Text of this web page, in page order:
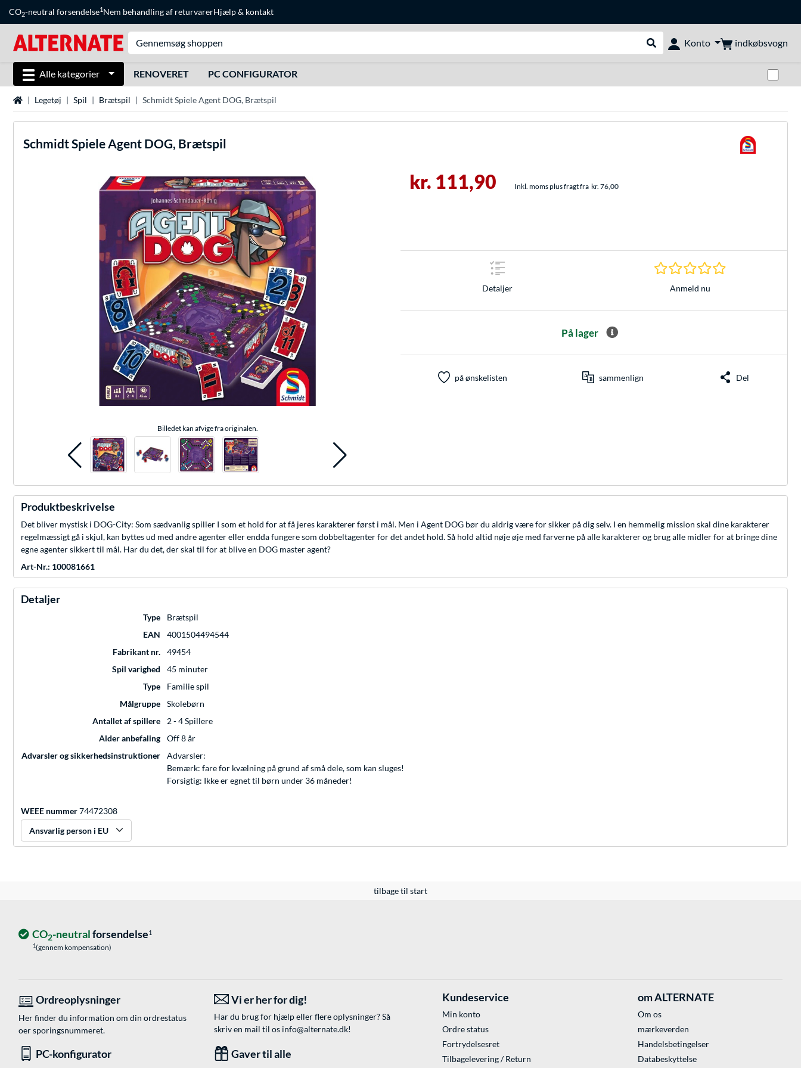
CO2-neutral forsendelse1Nem behandling af returvarerHjælp& kontakt
Udfør søgning
Konto indkøbsvogn
Alle kategorier RENOVERET PC CONFIGURATOR
StartsideLegetøj Spil Brætspil Schmidt Spiele Agent DOG, Brætspil
Schmidt SpieleAgent DOG, Brætspil
Billedet kan afvige fra originalen.
kr. 111,90 Inkl. moms plus fragt fra kr. 76,00
Detaljer
0.0 Stjerner hos 0
Anmeld nu
På lager
på ønskelisten sammenlign Del
Produktbeskrivelse
Det bliver mystisk i DOG-City: Som sædvanlig spiller I som et hold for at få jeres karakterer først i mål. Men i Agent DOG bør du aldrig være for sikker på dig selv. I en hemmelig mission skal dine karakterer
regelmæssigt gå i skjul, kan byttes ud med andre agenter eller endda fungere som dobbeltagenter for det andet hold. Så hold altid nøje øje med farverne på alle karakterer og brug alle midler for at bringe dine
egne agenter sikkert til mål. Har du det, der skal til for at blive en DOG master agent?
Art-Nr.: 100081661
Detaljer
Type
Brætspil
EAN
4001504494544
Fabrikant nr.
49454
Spil varighed
45 minuter
Type
Familie spil
Målgruppe
Skolebørn
Antallet af spillere
2 - 4 Spillere
Alder anbefaling
Off 8 år
Advarsler og sikkerhedsinstruktioner
Advarsler:
Bemærk: fare for kvælning på grund af små dele, som kan sluges!
Forsigtig: Ikke er egnet til børn under 36 måneder!
WEEE nummer74472308
Ansvarlig person i EU
tilbage til start
CO2-neutralforsendelse1
1(gennem kompensation)
Ordreoplysninger
Her finder du information om din ordrestatus
oer sporingsnummeret.
Vi er her for dig!
Har du brug for hjælp eller flere oplysninger? Så
skriv en mail til os info@alternate.dk!
PC-konfigurator Gaver til alle
Kundeservice
Min konto
Ordre status
Fortrydelsesret
Tilbagelevering / Return
om ALTERNATE
Om os
mærkeverden
Handelsbetingelser
Databeskyttelse